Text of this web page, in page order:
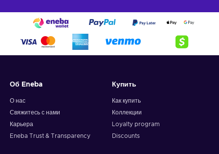
Об Eneba
О нас
Свяжитесь с нами
Карьера
Eneba Trust & Transparency
Купить
Как купить
Коллекции
Loyalty program
Discounts